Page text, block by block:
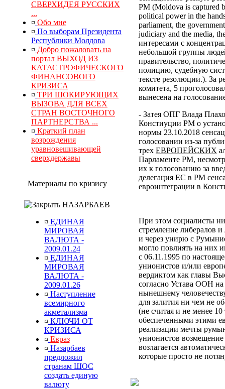
СВЕРХИДЕЯ РУССКИХ
...
¤ Обо мне
¤ По выборам Президента
Республики Молдова
¤ Добро пожаловать на
портал ВЫХОД ИЗ
КАТАСТРОФИЧЕСКОГО
ФИНАНСОВОГО
КРИЗИСА
¤ ТРИ ШОКИРУЮЩИХ
ВЫЗОВА ДЛЯ ВСЕХ
СТРАН ВОСТОЧНОГО
ПАРТНЕРСТВА ...
¤ Краткий план
возрождения
уравновешивающей
сверхдержавы
Материалы по кризису
НАЗАРБАЕВ
¤ ЕДИНАЯ
МИРОВАЯ
ВАЛЮТА -
2009.01.24
¤ ЕДИНАЯ
МИРОВАЯ
ВАЛЮТА -
2009.01.26
¤ Наступление
всемирного
акметализма
¤ КЛЮЧИ ОТ
КРИЗИСА
¤ Евраз
¤ Назарбаев
предложил
странам ШОС
создать единую
валюту
РМ (Moldova is captured
political power in the
parliament, the
judiciary and the media,
интересами с
небольшой группы
правительство,
полицию, судебную
тексте резолюции.). За
комитета, 5
вынесена на
- Затея ОПГ Влада
Констиуции РМ о
нормы 23.10.2018
голосовании из-за
трех ЕВРОПЕЙСКИХ
Парламенте РМ,
их к голосованию за
делегация ЕС в РМ
евроинтеграции в
При этом социалисты
стремление либералов
и через унирю с
могло повлиять на них
с 06.11.1995 по
унионистов и/или
вердиктом как главы
согласно Устава ООН
нынешнему
для залития ни чем не
(не считая и не менее
обеспеченными этими
реализации мечты
унионистов возмещение
возлагается
которые просто не